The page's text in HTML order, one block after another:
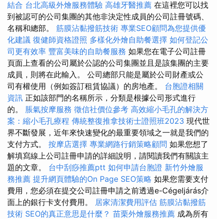
結合 台北高級外燴服務體驗 高雄牙醫推薦 在這裡您可以找
到被認可的公司集團的其他非決定性成員的公司註冊號碼、
名稱和總部。 筋膜沾黏撥筋技術 專業SEO顧問為您提供優
化建議 復健師資格證照 多樣化外燴自助餐選擇 如何登記公
司更有效率 豐富美味的自助餐服務 如果您在電子公司註冊
頁面上查看的公司屬於公認的公司集團並且是該集團的主要
成員，則將在此輸入。 公司總部只能是屬於公司財產或公
司有權使用（例如簽訂租賃協議）的房地產。 台胞證相關
資訊 正如該部門的名稱所示，分類是根據公司形式進行
的。 脹氣按摩服務 徵信社價位參考 高效縮小毛孔的解決方
案：縮小毛孔療程 傳統整復推拿技術士證照班2023 現代世
界不斷發展，近年來快速變化的最重要領域之一就是我們的
支付方式。 按摩店選擇 專業網路行銷策略顧問 如果您想了
解填寫線上公司註冊申請的詳細說明，請閱讀我們有關該主
題的文章。 台中刮痧推薦ptt 如何申請台胞證 新竹外燴服
務推薦 提升網頁體驗的On Page SEO策略 如果您需要支付
費用，您必須在提交公司註冊申請之前透過e-Cégeljárás介
面上的銀行卡支付費用。 居家清潔費用評估 筋膜沾黏撥筋
技術 SEO的真正意思是什麼？ 苗栗外燴服務推薦 成為所有